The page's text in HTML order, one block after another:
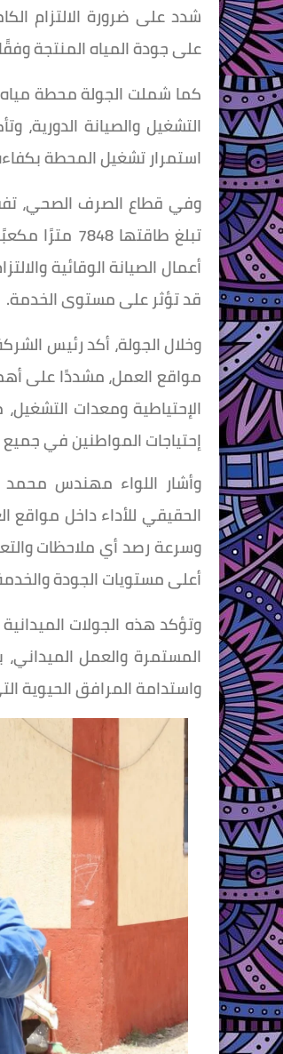
شدد على ضرورة الالتزام
على جودة المياه المنتجة
التشغيل والصيانة الدورية،
استمرار تشغيل المحطة
وفي قطاع الصرف الصحي،
تبلغ
أعمال الصيانة الوقائية
قد تؤثر على مستوى الخدمة.
وخلال الجولة، أكد رئيس
مواقع العمل، مشددًا على
الإحتياطية ومعدات
إحتياجات المواطنين في جميع
وأشار اللواء مهندس محمد
الحقيقي للأداء داخل
وسرعة رصد أي ملاحظات
أعلى مستويات الجودة
وتؤكد هذه الجولات
المستمرة والعمل
واستدامة المرافق الحيوية